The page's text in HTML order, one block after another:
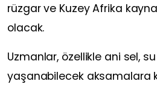
rüzgar ve Kuzey Afrika
olacak.
Uzmanlar, özellikle ani sel,
yaşanabilecek aksamalara